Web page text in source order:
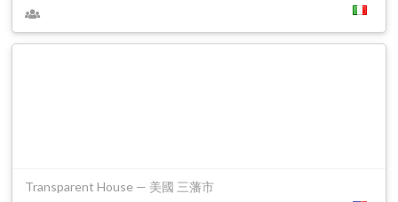
Transparent House — 美國 三藩市